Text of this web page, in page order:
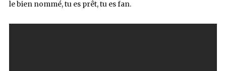
le bien nommé, tu es prêt, tu es fan.